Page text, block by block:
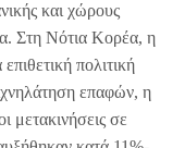
και χώρους
Στη Νότια Κορέα, η
πολιτική
επαφών, η
μετακινήσεις σε